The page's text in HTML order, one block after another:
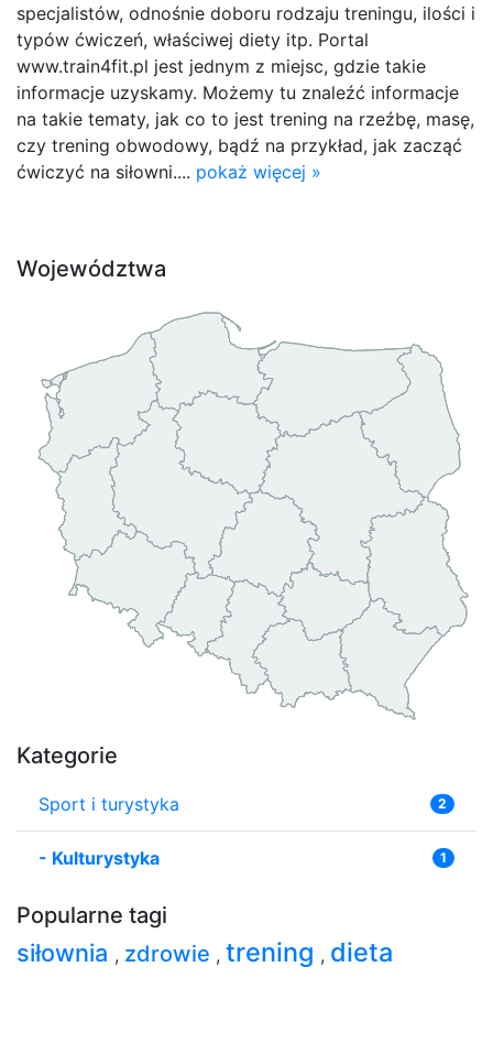
specjalistów, odnośnie doboru rodzaju treningu, ilości i
typów ćwiczeń, właściwej diety itp. Portal
www.train4fit.pl jest jednym z miejsc, gdzie takie
informacje uzyskamy. Możemy tu znaleźć informacje
na takie tematy, jak co to jest trening na rzeźbę, masę,
czy trening obwodowy, bądź na przykład, jak zacząć
ćwiczyć na siłowni.... pokaż więcej »
Województwa
Kategorie
Sport i turystyka 2
- Kulturystyka 1
Popularne tagi
siłownia , zdrowie , trening , dieta